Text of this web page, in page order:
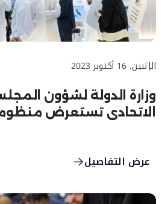
الإثنين, 16 أكتوبر 2023
وزارة الدولة لشؤون
الاتحادي تستعرض
عرض التفاصيل